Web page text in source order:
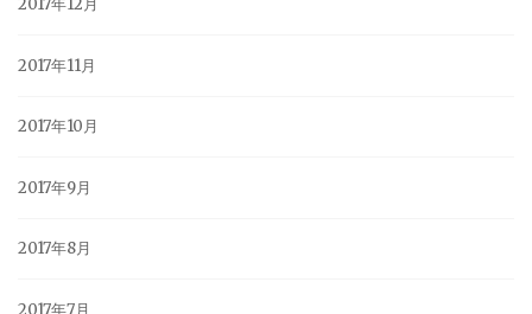
2017年12月
2017年11月
2017年10月
2017年9月
2017年8月
2017年7月